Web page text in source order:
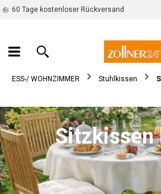
springen
60 Tage kostenloser Rückversand
ESS-/ WOHNZIMMER Stuhlkissen
Sitzkissen